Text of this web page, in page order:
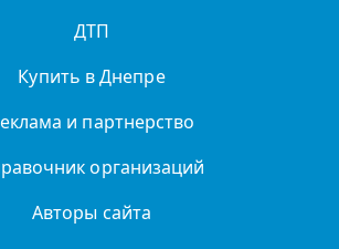
ДТП
Купить в Днепре
и партнерство
организаций
Авторы сайта